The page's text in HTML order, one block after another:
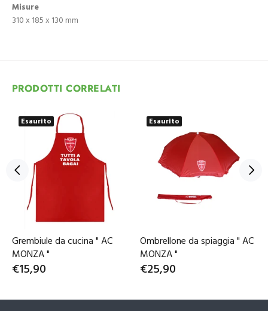
Misure
310 x 185 x 130 mm
PRODOTTI CORRELATI
Esaurito
Grembiule da cucina " AC
MONZA "
€15,90
Esaurito
Ombrellone da spiaggia " AC
MONZA "
€25,90